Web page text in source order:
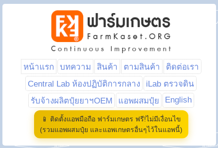
หน้าแรก บทความ สินค้า ตามสินค้า
ติดต่อเรา
Central Lab ห้องปฏิบัติการกลาง
iLab ตรวจดิน
รับจ้างผลิตปุ๋ยยาฯOEM
แอพผสมปุ๋ย English
📱 ติดตั้งแอพมือถือ ฟาร์มเกษตร ฟรี!ไม่มีเงื่อนไข
(รวมแอพผสมปุ๋ย และแอพเกษตรอื่นๆไว้ในแอพนี้)